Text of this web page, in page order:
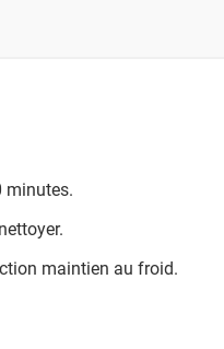
minutes.
maintien au froid.